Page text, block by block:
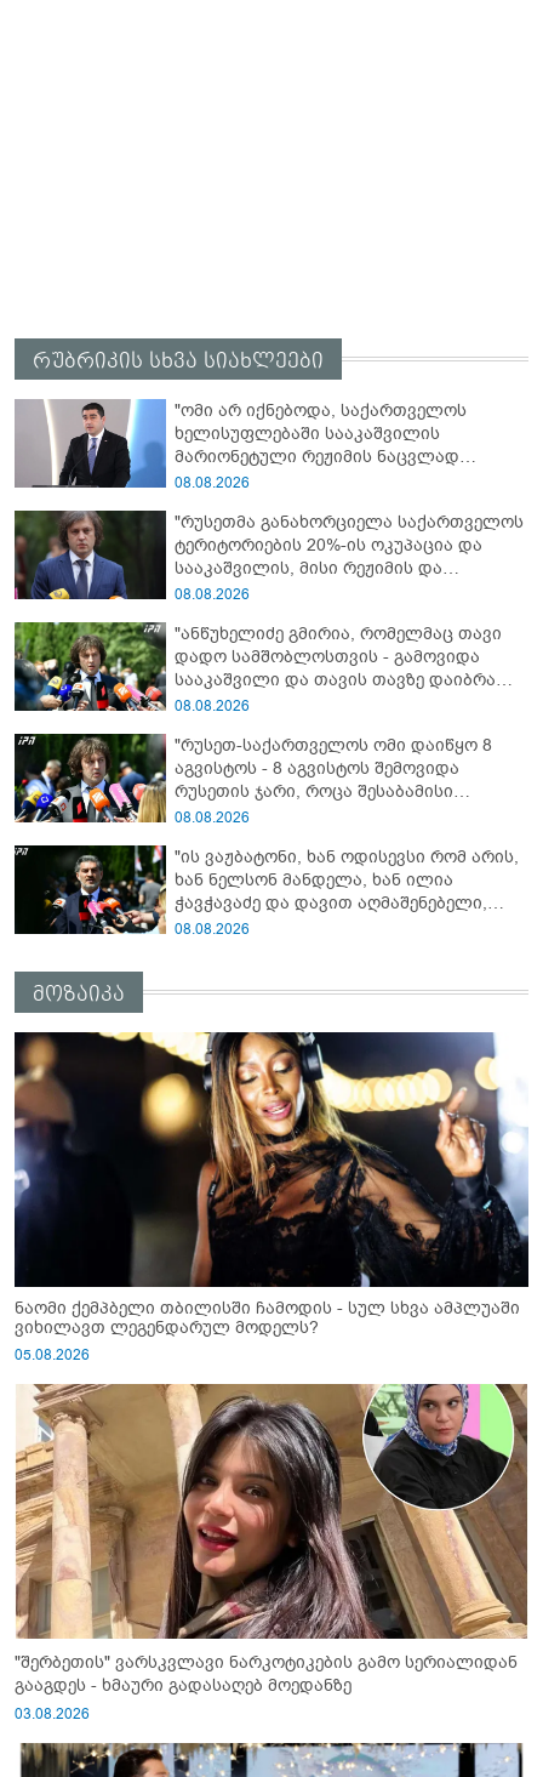
რუბრიკის სხვა სიახლეები
"ომი არ იქნებოდა, საქართველოს
ხელისუფლებაში სააკაშვილის
მარიონეტული რეჟიმის ნაცვლად
„ქართული ოცნების“ მსგავსი
2008 წლის ომი თუ არ იქნებოდა, დიდი
ალბათობით, არც უკრაინის ომი
იქნებოდა"
08.08.2026
"რუსეთმა განახორციელა საქართველოს
ტერიტორიების 20%-ის ოკუპაცია და
სააკაშვილის, მისი რეჟიმის და
„ნაცმოძრაობის“ ღალატი ვერანაირად
დანაშაული ჩვენი სახელმწიფოს წინაშე"
08.08.2026
"ანწუხელიძე გმირია, რომელმაც თავი
დადო სამშობლოსთვის - გამოვიდა
სააკაშვილი და თავის თავზე დაიბრალა
ანწუხელიძის გმირობა, სამარცხვინო
სააკაშვილისთვის შეგინებას თუ რაღაც
ამგვარს სთხოვდნენ მას"
08.08.2026
"რუსეთ-საქართველოს ომი დაიწყო 8
აგვისტოს - 8 აგვისტოს შემოვიდა
რუსეთის ჯარი, როცა შესაბამისი
განცხადება გააკეთა რუსეთის
რაც მოხდა, ეს იყო ის, რომ სააკაშვილის
რეჟიმმა დაბომბა ცხინვალი"
08.08.2026
"ის ვაჟბატონი, ხან ოდისევსი რომ არის,
ხან ნელსონ მანდელა, ხან ილია
ჭავჭავაძე და დავით აღმაშენებელი,
სინამდვილეში, ერთი საცოდავი,
08.08.2026
მოზაიკა
ნაომი ქემპბელი თბილისში ჩამოდის - სულ სხვა ამპლუაში
ვიხილავთ ლეგენდარულ მოდელს?
05.08.2026
"შერბეთის" ვარსკვლავი ნარკოტიკების გამო სერიალიდან
გააგდეს - ხმაური გადასაღებ მოედანზე
03.08.2026